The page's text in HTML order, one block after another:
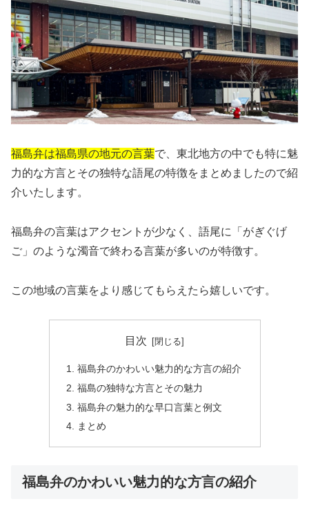
福島弁は福島県の地元の言葉で、東北地方の中でも特に魅
力的な方言とその独特な語尾の特徴をまとめましたので紹
介いたします。
福島弁の言葉はアクセントが少なく、語尾に「がぎぐげ
ご」のような濁音で終わる言葉が多いのが特徴す。
この地域の言葉をより感じてもらえたら嬉しいです。
目次
福島弁のかわいい魅力的な方言の紹介
福島の独特な方言とその魅力
福島弁の魅力的な早口言葉と例文
まとめ
福島弁のかわいい魅力的な方言の紹介